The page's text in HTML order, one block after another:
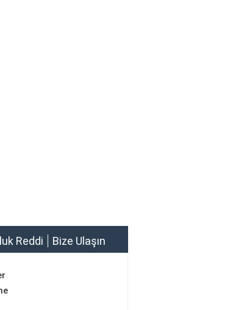
Reddi Bize Ulaşın